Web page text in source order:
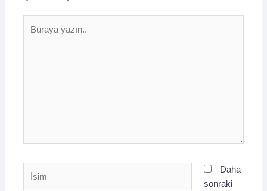
yazın..
Daha
sonraki